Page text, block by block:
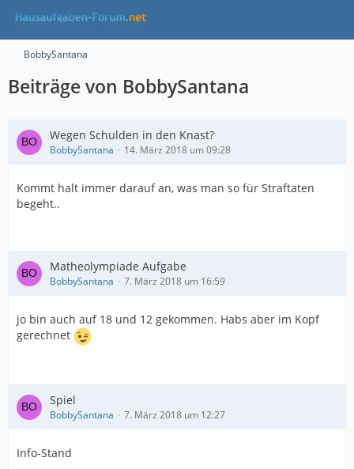
BobbySantana
Beiträge von BobbySantana
Wegen Schulden in den Knast?
BobbySantana 14. März 2018 um 09:28
Kommt halt immer darauf an, was man so für Straftaten
begeht..
Matheolympiade Aufgabe
BobbySantana 7. März 2018 um 16:59
jo bin auch auf 18 und 12 gekommen. Habs aber im Kopf
gerechnet
Spiel
BobbySantana 7. März 2018 um 12:27
Info-Stand